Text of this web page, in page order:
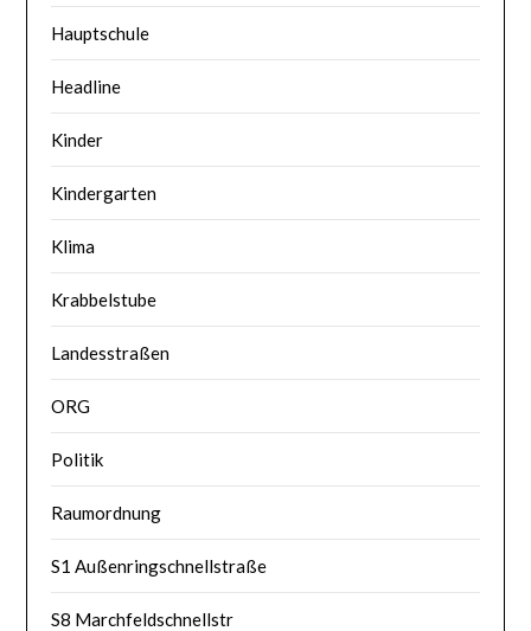
Hauptschule
Headline
Kinder
Kindergarten
Klima
Krabbelstube
Landesstraßen
ORG
Politik
Raumordnung
S1 Außenringschnellstraße
S8 Marchfeldschnellstr